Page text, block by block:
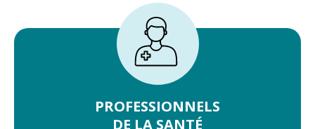
PROFESSIONNELS
DE LA SANTÉ